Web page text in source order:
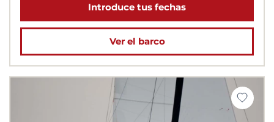
Introduce tus fechas
Ver el barco